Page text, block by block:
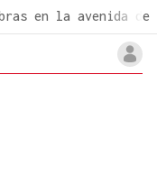
en la avenida de